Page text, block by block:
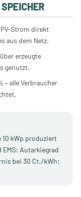
Strom direkt
aus dem Netz.
erzeugte
genutzt.
– alle Verbraucher
kWp produziert
EMS: Autarkiegrad
bei 30 Ct./kWh: